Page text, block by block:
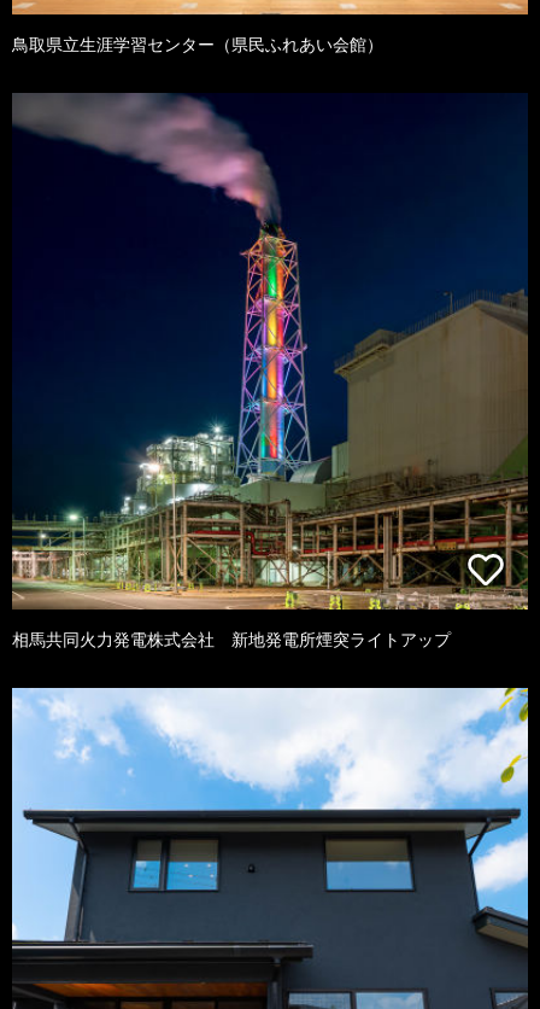
鳥取県立生涯学習センター（県民ふれあい会館）
相馬共同火力発電株式会社 新地発電所煙突ライトアップ